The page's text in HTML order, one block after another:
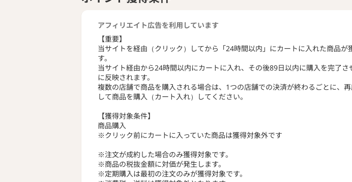
アフィリエイト広告を利用しています
【重要】
当サイトを経由（クリック）してから「24時間以内」にカートに入れた商品が
す。
当サイト経由から24時間以内にカートに入れ、その後89日以内に購入を完了さ
に反映されます。
複数の店舗で商品を購入される場合は、1つの店舗での決済が終わるごとに、
して商品を購入（カート入れ）してください。
【獲得対象条件】
商品購入
※クリック前にカートに入っていた商品は獲得対象外です
※注文が成約した場合のみ獲得対象です。
※商品の税抜金額に対価が発生します。
※定期購入は最初の注文のみが獲得対象です。